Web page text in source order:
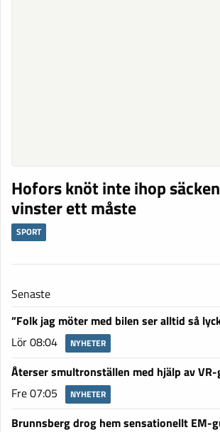
Hofors knöt inte ihop
vinster ett måste
SPORT
Senaste
”Folk jag möter med bilen ser alltid så
Lör 08:04
NYHETER
Återser smultronställen med hjälp av
Fre 07:05
NYHETER
Brunnsberg drog hem sensationellt EM-